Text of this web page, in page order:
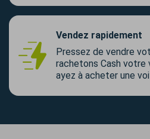
Vendez rapidement
Pressez de vendre
rachetons Cash votre
ayez à acheter une